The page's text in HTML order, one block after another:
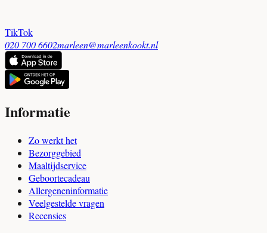
TikTok
020 700 6602marleen@marleenkookt.nl
Informatie
Zo werkt het
Bezorggebied
Maaltijdservice
Geboortecadeau
Allergeneninformatie
Veelgestelde vragen
Recensies